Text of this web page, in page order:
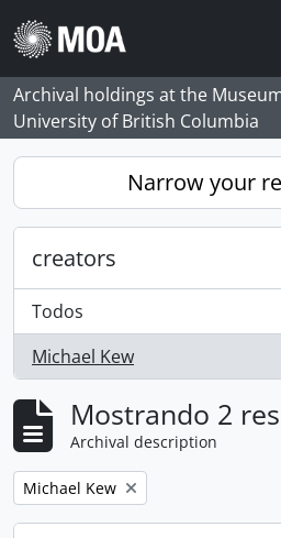
Skip to main content
Archival holdings at the
University of British Columbia
Narrow your
creators
Todos
Michael Kew
, 2 resultados
Mostrando 2
Archival description
Remove filter:
Michael Kew